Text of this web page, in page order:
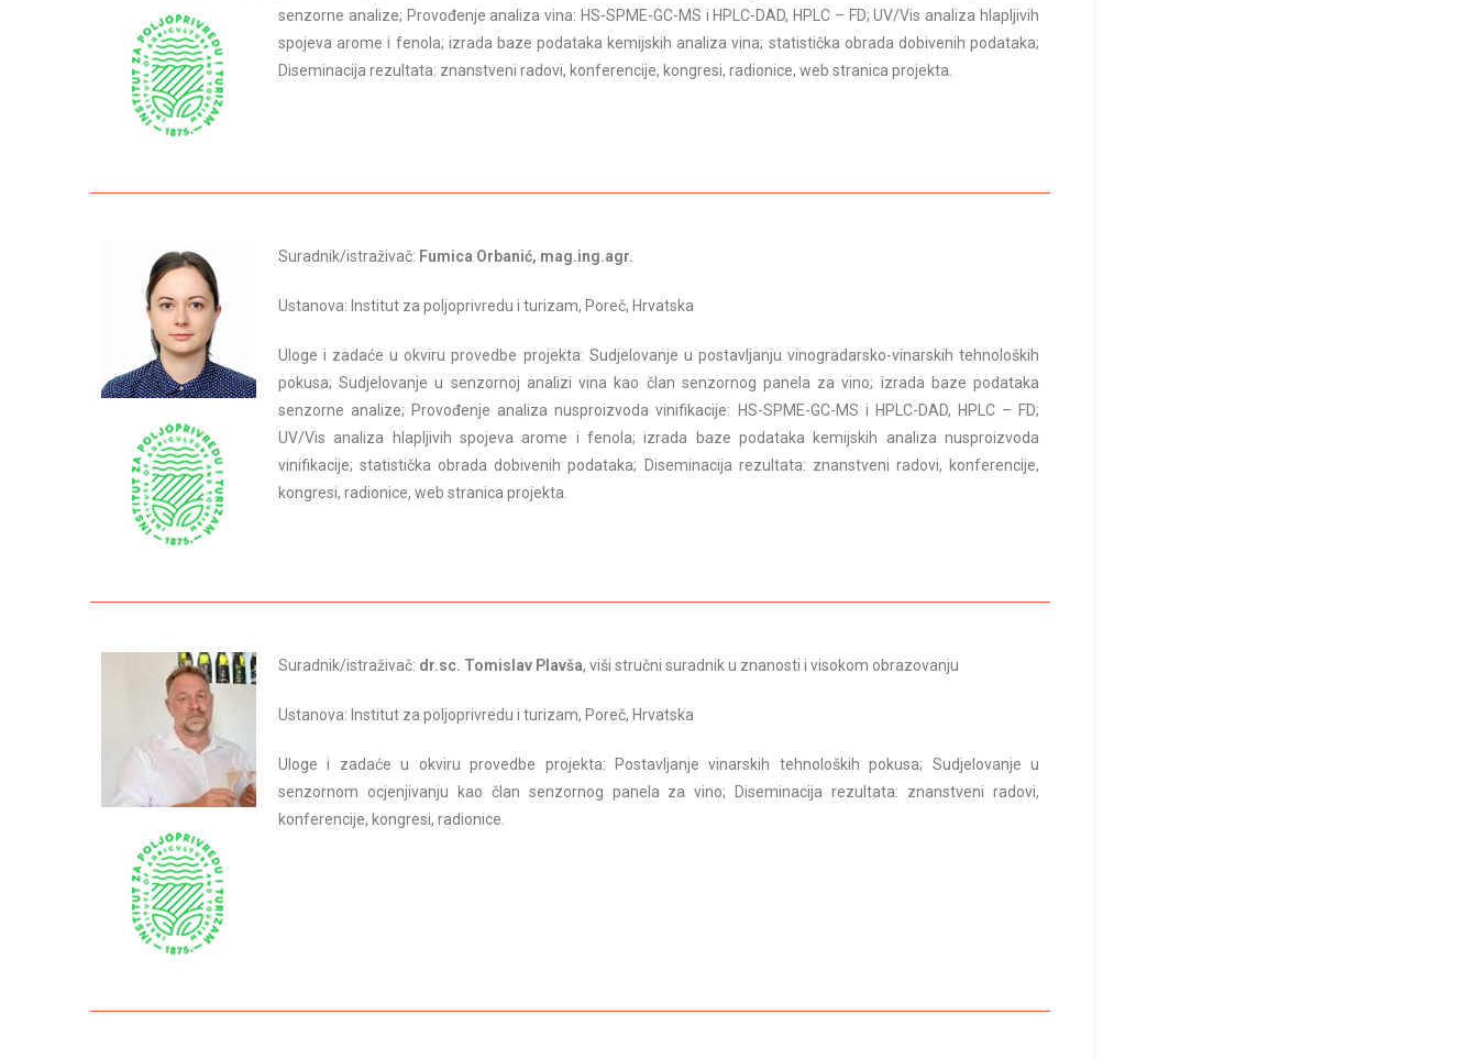
senzorne analize; Provođenje analiza vina: HS-SPME-GC-MS i HPLC-DAD, HPLC – FD; UV/Vis analiza hlapljivih
spojeva arome i fenola; izrada baze podataka kemijskih analiza vina; statistička obrada dobivenih podataka;
Diseminacija rezultata: znanstveni radovi, konferencije, kongresi, radionice, web stranica projekta.
Suradnik/istraživač: Fumica Orbanić, mag.ing.agr.
Ustanova: Institut za poljoprivredu i turizam, Poreč, Hrvatska
Uloge i zadaće u okviru provedbe projekta: Sudjelovanje u postavljanju vinogradarsko-vinarskih tehnoloških
pokusa; Sudjelovanje u senzornoj analizi vina kao član senzornog panela za vino; izrada baze podataka
senzorne analize; Provođenje analiza nusproizvoda vinifikacije: HS-SPME-GC-MS i HPLC-DAD, HPLC – FD;
UV/Vis analiza hlapljivih spojeva arome i fenola; izrada baze podataka kemijskih analiza nusproizvoda
vinifikacije; statistička obrada dobivenih podataka; Diseminacija rezultata: znanstveni radovi, konferencije,
kongresi, radionice, web stranica projekta.
Suradnik/istraživač: dr.sc. Tomislav Plavša, viši stručni suradnik u znanosti i visokom obrazovanju
Ustanova: Institut za poljoprivredu i turizam, Poreč, Hrvatska
Uloge i zadaće u okviru provedbe projekta: Postavljanje vinarskih tehnoloških pokusa; Sudjelovanje u
senzornom ocjenjivanju kao član senzornog panela za vino; Diseminacija rezultata: znanstveni radovi,
konferencije, kongresi, radionice.